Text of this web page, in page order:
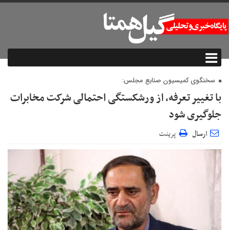
سخنگوی کمیسیون صنایع مجلس:
با تغییر تعرفه، از ورشکستگی احتمالی شرکت مخابرات
جلوگیری شود
ارسال پرینت